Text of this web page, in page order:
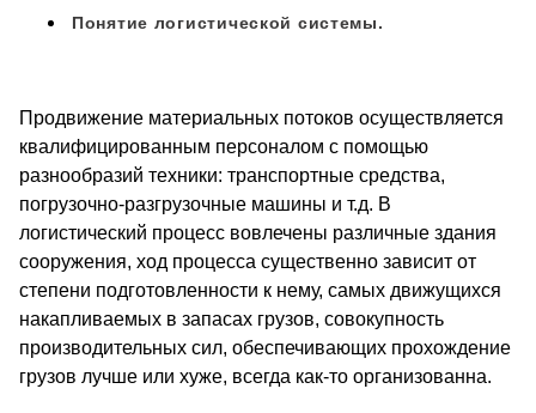
Понятие логистической системы.
Продвижение материальных потоков осуществляется
квалифицированным персоналом с помощью
разнообразий техники: транспортные средства,
погрузочно-разгрузочные машины и т.д. В
логистический процесс вовлечены различные здания
сооружения, ход процесса существенно зависит от
степени подготовленности к нему, самых движущихся
накапливаемых в запасах грузов, совокупность
производительных сил, обеспечивающих прохождение
грузов лучше или хуже, всегда как-то организованна.